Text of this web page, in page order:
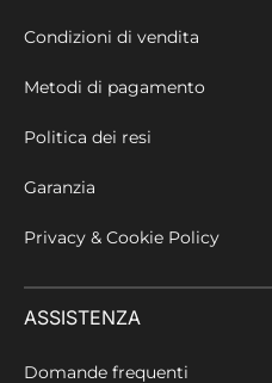
Condizioni di vendita
Metodi di pagamento
Politica dei resi
Garanzia
Privacy & Cookie Policy
ASSISTENZA
Domande frequenti